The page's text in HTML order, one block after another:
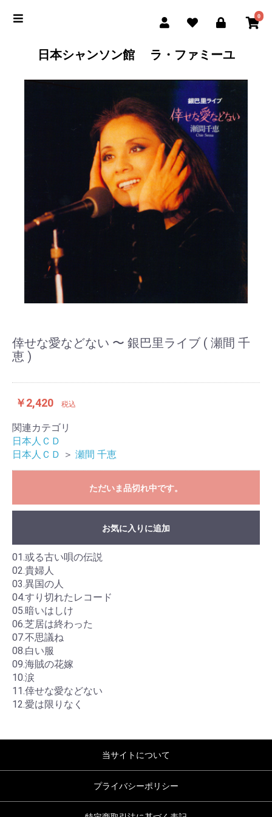
0
日本シャンソン館 ラ・ファミーユ
倖せな愛などない 〜 銀巴里ライブ ( 瀬間 千
恵 )
￥2,420 税込
関連カテゴリ
日本人ＣＤ
日本人ＣＤ ＞ 瀬間 千恵
ただいま品切れ中です。
お気に入りに追加
01.或る古い唄の伝説
02.貴婦人
03.異国の人
04.すり切れたレコード
05.暗いはしけ
06.芝居は終わった
07.不思議ね
08.白い服
09.海賊の花嫁
10.涙
11.倖せな愛などない
12.愛は限りなく
当サイトについて
プライバシーポリシー